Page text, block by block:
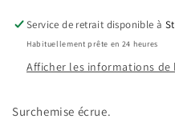
Service de retrait disponible à
Habituellement prête en 24 heures
Afficher les informations
Surchemise écrue.